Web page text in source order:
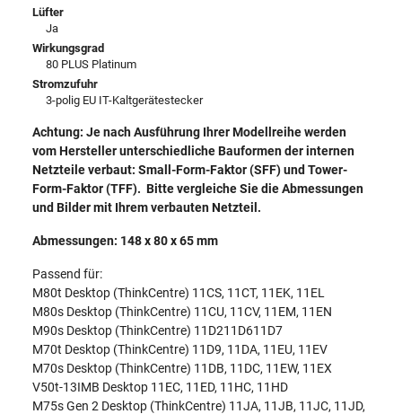
Lüfter
Ja
Wirkungsgrad
80 PLUS Platinum
Stromzufuhr
3-polig EU IT-Kaltgerätestecker
Achtung: Je nach Ausführung Ihrer Modellreihe werden
vom Hersteller unterschiedliche Bauformen der internen
Netzteile verbaut: Small-Form-Faktor (SFF) und Tower-
Form-Faktor (TFF). Bitte vergleiche Sie die Abmessungen
und Bilder mit Ihrem verbauten Netzteil.
Abmessungen: 148 x 80 x 65 mm
Passend für:
M80t Desktop (ThinkCentre) 11CS, 11CT, 11EK, 11EL
M80s Desktop (ThinkCentre) 11CU, 11CV, 11EM, 11EN
M90s Desktop (ThinkCentre) 11D211D611D7
M70t Desktop (ThinkCentre) 11D9, 11DA, 11EU, 11EV
M70s Desktop (ThinkCentre) 11DB, 11DC, 11EW, 11EX
V50t-13IMB Desktop 11EC, 11ED, 11HC, 11HD
M75s Gen 2 Desktop (ThinkCentre) 11JA, 11JB, 11JC, 11JD,